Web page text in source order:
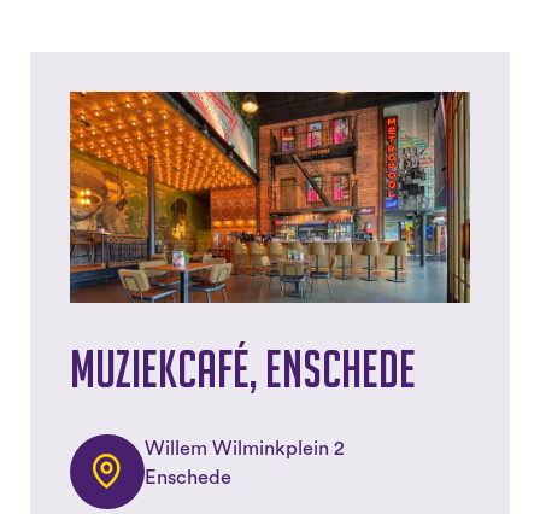
Muziekcafé, Enschede
Willem Wilminkplein 2
Enschede